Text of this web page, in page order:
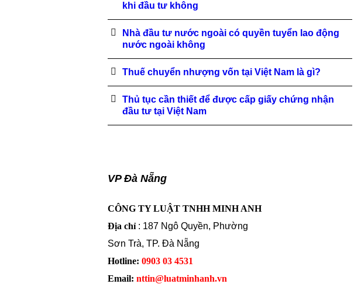
khi đầu tư không
Nhà đầu tư nước ngoài có quyền tuyển lao động
nước ngoài không
Thuế chuyển nhượng vốn tại Việt Nam là gì?
Thủ tục cần thiết để được cấp giấy chứng nhận
đầu tư tại Việt Nam
VP Đà Nẵng
CÔNG TY LUẬT TNHH MINH ANH
Địa chỉ : 187 Ngô Quyền, Phường
Sơn Trà, TP. Đà Nẵng
Hotline: 0903 03 4531
Email: nttin@luatminhanh.vn